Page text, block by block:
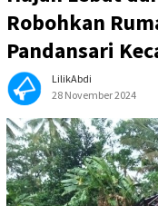
Robohkan
Pandansari
LilikAbdi
28 November 2024